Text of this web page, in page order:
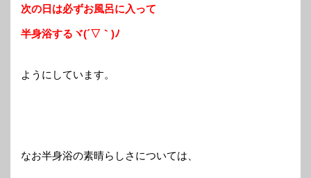
次の日は必ずお風呂に入って
半身浴するヾ(´▽｀)ﾉ
ようにしています。
なお半身浴の素晴らしさについては、